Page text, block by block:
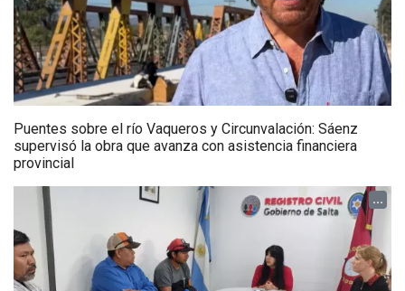
Puentes sobre el río Vaqueros y Circunvalación: Sáenz
supervisó la obra que avanza con asistencia financiera
provincial
...